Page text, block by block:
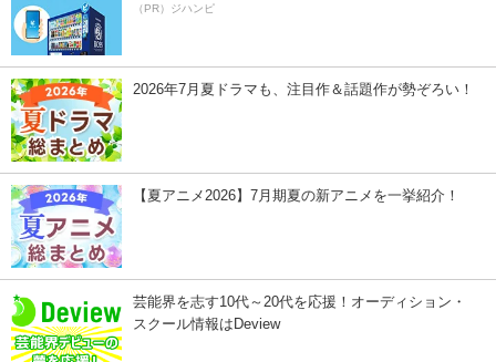
（PR）ジハンピ
2026年7月夏ドラマも、注目作＆話題作が勢ぞろい！
【夏アニメ2026】7月期夏の新アニメを一挙紹介！
芸能界を志す10代～20代を応援！オーディション・
スクール情報はDeview